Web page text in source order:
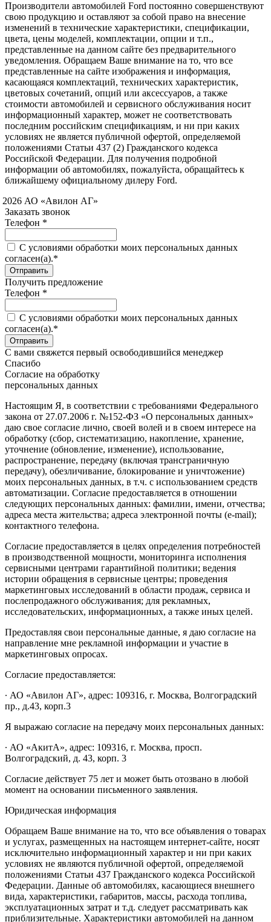
Производители автомобилей Ford постоянно совершенствуют
свою продукцию и оставляют за собой право на внесение
изменений в технические характеристики, спецификации,
цвета, цены моделей, комплектации, опции и т.п.,
представленные на данном сайте без предварительного
уведомления. Обращаем Ваше внимание на то, что все
представленные на сайте изображения и информация,
касающаяся комплектаций, технических характеристик,
цветовых сочетаний, опций или аксессуаров, а также
стоимости автомобилей и сервисного обслуживания носит
информационный характер, может не соответствовать
последним российским спецификациям, и ни при каких
условиях не является публичной офертой, определяемой
положениями Статьи 437 (2) Гражданского кодекса
Российской Федерации. Для получения подробной
информации об автомобилях, пожалуйста, обращайтесь к
ближайшему официальному дилеру Ford.
АО «Авилон АГ»
Заказать звонок
Телефон *
C условиями обработки моих персональных данных
согласен(а).*
Получить предложение
Телефон *
C условиями обработки моих персональных данных
согласен(а).*
С вами свяжется первый освободившийся менеджер
Спасибо
Согласие на обработку
персональных данных
Настоящим Я, в соответствии с требованиями Федерального
закона от 27.07.2006 г. №152-ФЗ «О персональных данных»
даю свое согласие лично, своей волей и в своем интересе на
обработку (сбор, систематизацию, накопление, хранение,
уточнение (обновление, изменение), использование,
распространение, передачу (включая трансграничную
передачу), обезличивание, блокирование и уничтожение)
моих персональных данных, в т.ч. с использованием средств
автоматизации. Согласие предоставляется в отношении
следующих персональных данных: фамилии, имени, отчества;
адреса места жительства; адреса электронной почты (e-mail);
контактного телефона.
Согласие предоставляется в целях определения потребностей
в производственной мощности, мониторинга исполнения
сервисными центрами гарантийной политики; ведения
истории обращения в сервисные центры; проведения
маркетинговых исследований в области продаж, сервиса и
послепродажного обслуживания; для рекламных,
исследовательских, информационных, а также иных целей.
Предоставляя свои персональные данные, я даю согласие на
направление мне рекламной информации и участие в
маркетинговых опросах.
Согласие предоставляется:
∙ АО «Авилон АГ», адрес: 109316, г. Москва, Волгоградский
пр., д.43, корп.3
Я выражаю согласие на передачу моих персональных данных:
∙ АО «АкитА», адрес: 109316, г. Москва, просп.
Волгоградский, д. 43, корп. 3
Согласие действует 75 лет и может быть отозвано в любой
момент на основании письменного заявления.
Юридическая информация
Обращаем Ваше внимание на то, что все объявления о товарах
и услугах, размещенных на настоящем интернет-сайте, носят
исключительно информационный характер и ни при каких
условиях не являются публичной офертой, определяемой
положениями Статьи 437 Гражданского кодекса Российской
Федерации. Данные об автомобилях, касающиеся внешнего
вида, характеристики, габаритов, массы, расхода топлива,
эксплуатационных затрат и т.д. следует рассматривать как
приблизительные. Характеристики автомобилей на данном